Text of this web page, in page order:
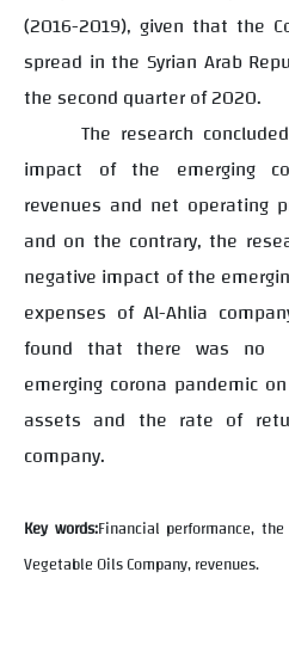
(2016-2019), given that the
spread in the Syrian Arab
the second quarter of 2020.
The research
impact of the emerging
revenues and net operating
and on the contrary, the
negative impact of the
expenses of Al-Ahlia
found that there was no
emerging corona pandemic
assets and the rate of
company.
Key words:Financial performance,
Vegetable Oils Company, revenues.